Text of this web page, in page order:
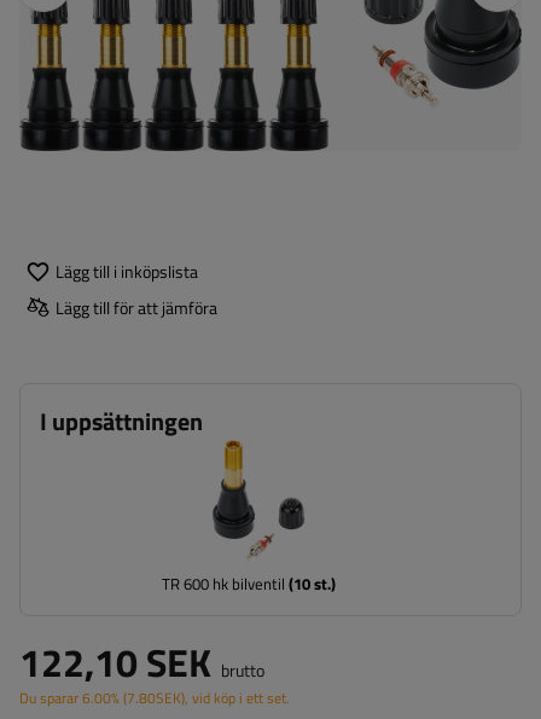
Lägg till i inköpslista
Lägg till för att jämföra
I uppsättningen
TR 600 hk bilventil (10st.)
122,10 SEK brutto
Du sparar6.00%(7.80SEK), vid köp i ett set.